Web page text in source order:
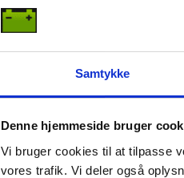
Samtykke
Denne hjemmeside bruger
Vi bruger cookies til at tilpasse
vores trafik. Vi deler også